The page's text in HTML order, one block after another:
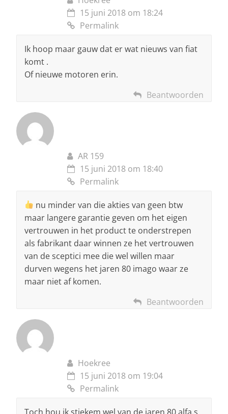
15 juni 2018 om 18:24
Permalink
Ik hoop maar gauw dat er wat nieuws van fiat
komt .
Of nieuwe motoren erin.
Beantwoorden
AR 159
15 juni 2018 om 18:40
Permalink
nu minder van die akties van geen btw
maar langere garantie geven om het eigen
vertrouwen in het product te onderstrepen
als fabrikant daar winnen ze het vertrouwen
van de sceptici mee die wel willen maar
durven wegens het jaren 80 imago waar ze
maar niet af komen.
Beantwoorden
Hoekree
15 juni 2018 om 19:04
Permalink